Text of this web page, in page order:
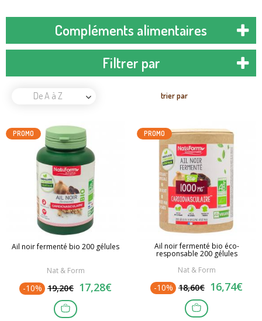
Compléments alimentaires
Filtrer par
trier par
De A à Z
PROMO
Ail noir fermenté bio 200 gélules
Nat & Form
-10% 19,20€ 17,28€
PROMO
Ail noir fermenté bio éco-
responsable 200 gélules
Nat & Form
-10% 18,60€ 16,74€